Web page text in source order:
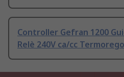
Controller Gefran 1200
Relè 240V ca/cc